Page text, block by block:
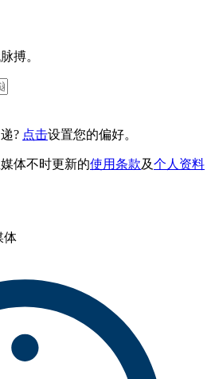
搏。
? 点击设置您的偏好。
体不时更新的使用条款及个人资料
体